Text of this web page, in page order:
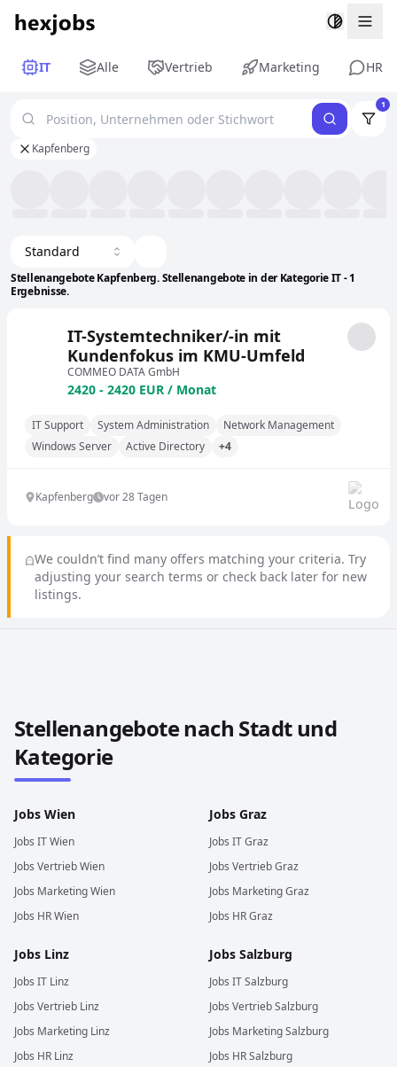
IT Alle Vertrieb Marketing HR
1
Kapfenberg
Stellenangebote Kapfenberg. Stellenangebote in der Kategorie IT - 1
Ergebnisse.
Standard
IT-Systemtechniker/-in mit
Kundenfokus im KMU-Umfeld
COMMEO DATA GmbH
2420 - 2420 EUR / Monat
IT Support System Administration
Network Management
Windows Server
Active Directory +4
Kapfenberg vor 28 Tagen
We couldn’t find many offers matching your criteria. Try
adjusting your search terms or check back later for new
listings.
Stellenangebote nach Stadt und
Kategorie
Jobs Wien
Jobs ITWien
Jobs VertriebWien
Jobs MarketingWien
Jobs HRWien
Jobs Graz
Jobs ITGraz
Jobs VertriebGraz
Jobs MarketingGraz
Jobs HRGraz
Jobs Linz
Jobs IT Linz
Jobs Vertrieb Linz
Jobs Marketing Linz
Jobs HR Linz
Jobs Salzburg
Jobs ITSalzburg
Jobs VertriebSalzburg
Jobs MarketingSalzburg
Jobs HRSalzburg